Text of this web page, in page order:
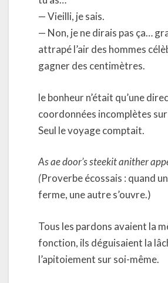
— Vieilli, je sais.
— Non, je ne dirais pas ça…
attrapé l’air des hommes
gagner des centimètres.
le bonheur n’était qu’une
coordonnées incomplètes
Seul le voyage comptait.
As ae door’s steekit anither
(Proverbe écossais : quand
ferme, une autre s’ouvre.)
Tous les pardons avaient la
fonction, ils déguisaient la
l’apitoiement sur soi-même.